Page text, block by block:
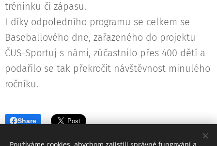
tréninku či zápasu.
I díky odpoledního programu se celkem se
Baseballového dne, zařazeného do projektu
ČUS-Sportuj s námi, zúčastnilo přes 400 dětí a
podařilo se tak překročit návštěvnost minulého
ročníku.
Share